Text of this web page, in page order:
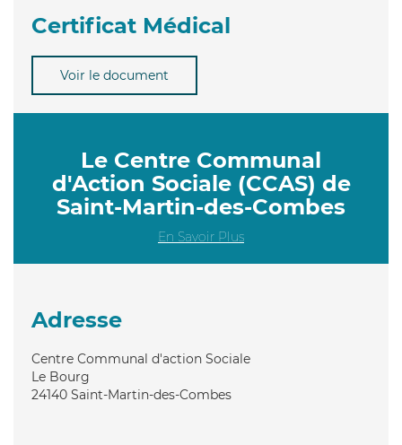
Certificat Médical
Voir le document
Le Centre Communal
d'Action Sociale (CCAS) de
Saint-Martin-des-Combes
En Savoir Plus
Adresse
Centre Communal d'action Sociale
Le Bourg
24140 Saint-Martin-des-Combes